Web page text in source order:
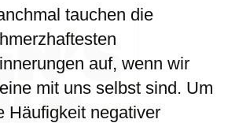
tauchen die
auf, wenn wir
mit uns selbst sind. Um
Häufigkeit negativer